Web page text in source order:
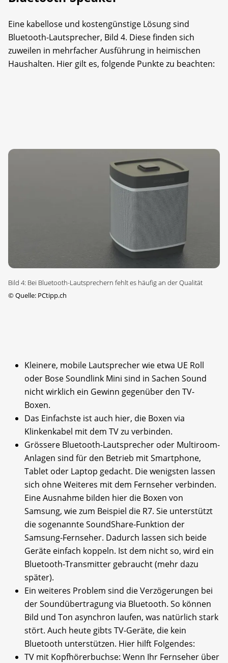
Eine kabellose und kostengünstige Lösung sind
Bluetooth-Lautsprecher, Bild 4. Diese finden sich
zuweilen in mehrfacher Ausführung in heimischen
Haushalten. Hier gilt es, folgende Punkte zu beachten:
Bild 4: Bei Bluetooth-Lautsprechern fehlt es häufig an der Qualität
©Quelle: PCtipp.ch
Kleinere, mobile Lautsprecher wie etwa UE Roll
oder Bose Soundlink Mini sind in Sachen Sound
nicht wirklich ein Gewinn gegenüber den TV-
Boxen.
Das Einfachste ist auch hier, die Boxen via
Klinkenkabel mit dem TV zu verbinden.
Grössere Bluetooth-Lautsprecher oder Multiroom-
Anlagen sind für den Betrieb mit Smartphone,
Tablet oder Laptop gedacht. Die wenigsten lassen
sich ohne Weiteres mit dem Fernseher verbinden.
Eine Ausnahme bilden hier die Boxen von
Samsung, wie zum Beispiel die R7. Sie unterstützt
die sogenannte SoundShare-Funktion der
Samsung-Fernseher. Dadurch lassen sich beide
Geräte einfach koppeln. Ist dem nicht so, wird ein
Bluetooth-Transmitter gebraucht (mehr dazu
später).
Ein weiteres Problem sind die Verzögerungen bei
der Soundübertragung via Bluetooth. So können
Bild und Ton asynchron laufen, was natürlich stark
stört. Auch heute gibts TV-Geräte, die kein
Bluetooth unterstützen. Hier hilft Folgendes:
TV mit Kopfhörerbuchse: Wenn Ihr Fernseher über